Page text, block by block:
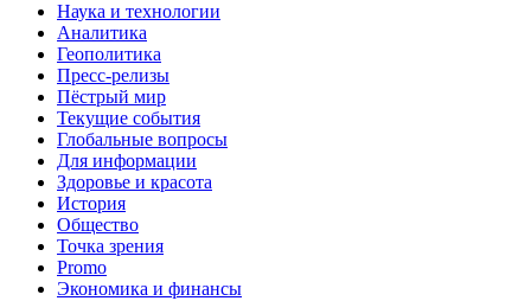
Наука и технологии
Аналитика
Геополитика
Пресс-релизы
Пёстрый мир
Текущие события
Глобальные вопросы
Для информации
Здоровье и красота
История
Общество
Точка зрения
Promo
Экономика и финансы